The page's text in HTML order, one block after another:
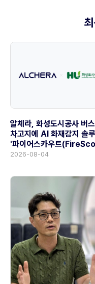
알체라, 화성도시공사 버
차고지에 AI 화재감지 솔
'파이어스카우트
공급
2026-08-04